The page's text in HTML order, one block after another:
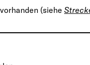
(siehe